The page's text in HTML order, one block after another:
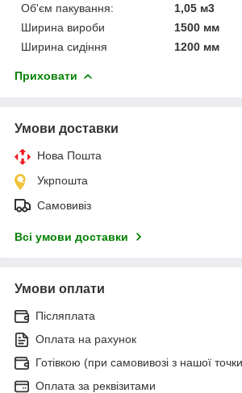
Об'єм пакування:
1,05 м3
Ширина вироби
1500 мм
Ширина сидіння
1200 мм
Приховати
Умови доставки
Нова Пошта
Укрпошта
Самовивіз
Всі умови доставки
Умови оплати
Післяплата
Оплата на рахунок
Готівкою (при самовивозі з нашої
Оплата за реквізитами